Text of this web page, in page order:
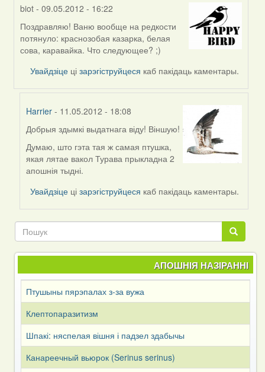
biot - 09.05.2012 - 16:22
In
reply
to
paleshuk-
Поздравляю! Ваню вообще на редкости
потянуло: краснозобая казарка, белая
сова, каравайка. Что следующее? ;)
Увайдзіце цізарэгіструйцеся каб пакідаць каментары.
Harrier - 11.05.2012 - 18:08
In
reply
to
by
Добрыя здымкі выдатнага віду! Віншую!
Думаю, што гэта тая ж самая птушка,
якая лятае вакол Турава прыкладна 2
апошнія тыдні.
Увайдзіце цізарэгіструйцеся каб пакідаць каментары.
Пошук
Пошук
АПОШНІЯ НАЗІРАННІ
Птушыны пярэпалах з-за вужа
Клептопаразитизм
Шпакі: няспелая вішня і падзел здабычы
Канареечный вьюрок (Serinus serinus)